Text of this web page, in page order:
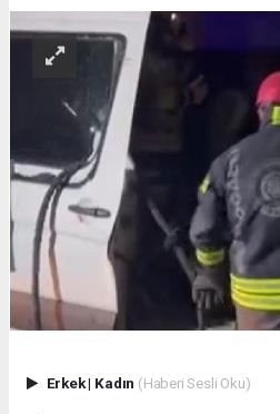
Erkek| Kadın (Haberi Sesli Oku)